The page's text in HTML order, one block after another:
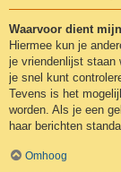
Waarvoor dient
Hiermee kun je
je vriendenlijst staan
je snel kunt
Tevens is het
worden. Als je een
haar berichten
Omhoog